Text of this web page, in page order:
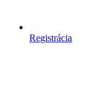
Registrácia